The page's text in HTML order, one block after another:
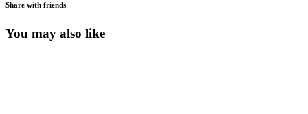
Share with friends
You may also like